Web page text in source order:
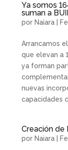
Ya somos
suman a
por Naiara|
Arrancamos
que elevan a
ya forman
nuevas
capacidades
Creación de
por Naiara|